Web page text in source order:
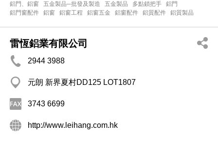
鋁門、鋁窗 五金製品─批發及製造 五金製品 多點鎖把手
鋁門
鋁門窗配件
鋁窗 鋁窗工程 鋁窗五金 鋁窗配件 鋁質配件 鋁質製品
雷恆鋁業有限公司
2944 3988
元朗 新界夏村DD125 LOT1807
3743 6699
http://www.leihang.com.hk